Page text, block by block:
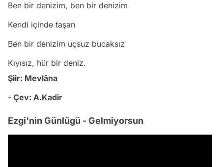
Ben bir denizim, ben bir denizim
Kendi içinde taşan
Ben bir denizim uçsuz bucaksız
Kıyısız, hür bir deniz.
Şiir: Mevlâna
- Çev: A.Kadir
Ezgi'nin Günlügü - Gelmiyorsun